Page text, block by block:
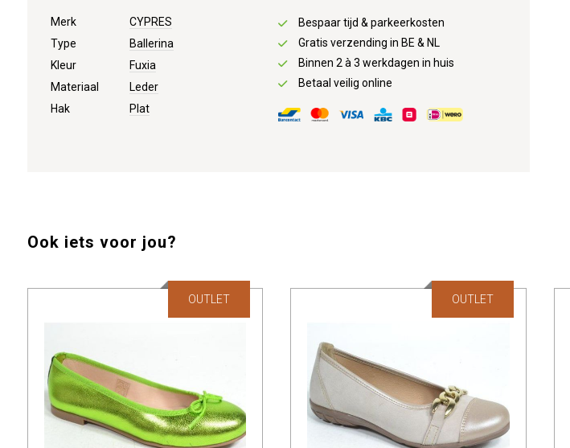
Merk
CYPRES
Type
Ballerina
Kleur
Fuxia
Materiaal
Leder
Hak
Plat
Bespaar tijd & parkeerkosten
Gratis verzending in BE & NL
Binnen 2 à 3 werkdagen in huis
Betaal veilig online
Ook iets voor jou?
OUTLET OUTLET